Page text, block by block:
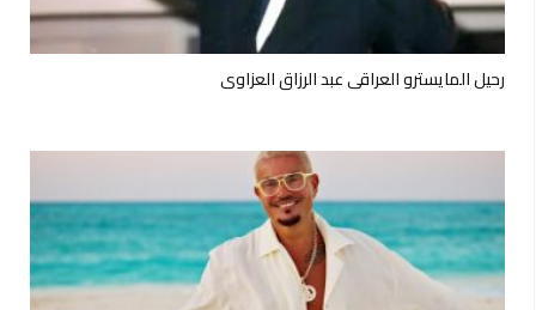
رحيل المايسترو العراقي عبد الرزاق العزاوي